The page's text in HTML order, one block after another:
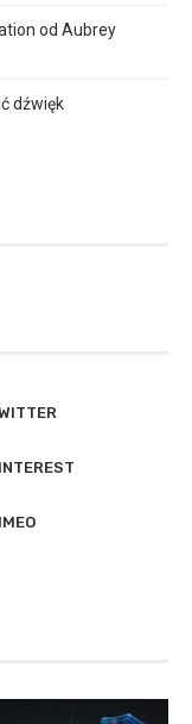
od Aubrey
dźwięk